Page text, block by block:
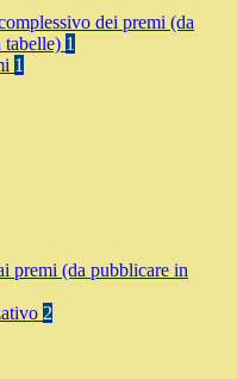
dei premi (da
tabelle) 1
1
premi (da pubblicare in
2